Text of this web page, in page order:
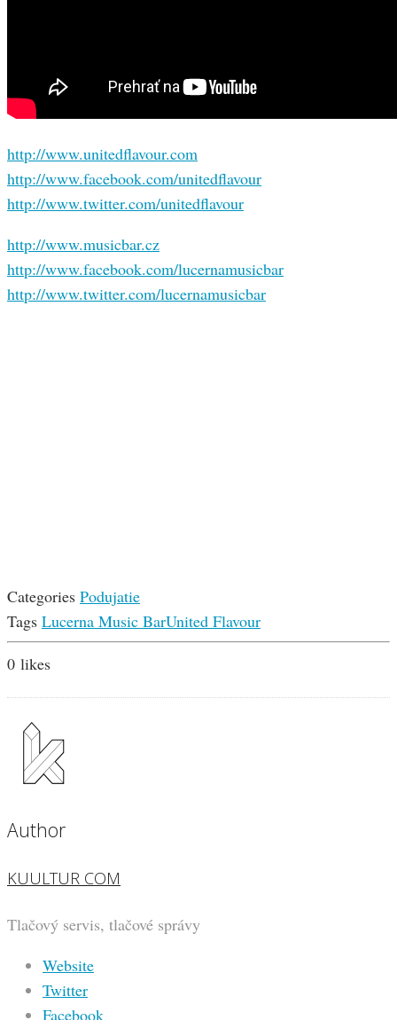
http://www.unitedflavour.com
http://www.facebook.com/unitedflavour
http://www.twitter.com/unitedflavour
http://www.musicbar.cz
http://www.facebook.com/lucernamusicbar
http://www.twitter.com/lucernamusicbar
Categories Podujatie
Tags Lucerna Music BarUnited Flavour
0 likes
Author
KUULTUR COM
Tlačový servis, tlačové správy
Website
Twitter
Facebook